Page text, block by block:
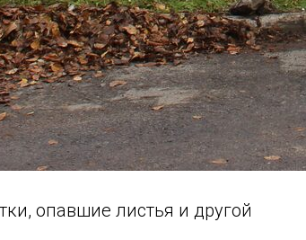
опавшие листья и другой